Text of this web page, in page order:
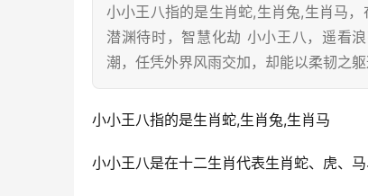
小小王八指的是生肖蛇,生肖兔,生肖马
潜渊待时，智慧化劫 小小王八，遥看
潮，任凭外界风雨交加，却能以柔韧之
小小王八指的是生肖蛇,生肖兔,生肖马
小小王八是在十二生肖代表生肖蛇、虎、